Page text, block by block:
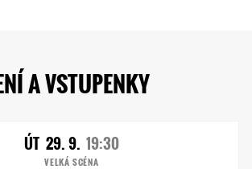
A VSTUPENKY
ÚT 29. 9. 19:30
VELKÁ SCÉNA